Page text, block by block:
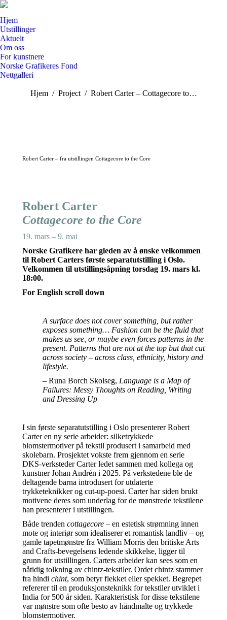
Hjem
Utstillinger
Aktuelt
Om oss
For kunstnere
Norske Grafikeres Fond
Nettgalleri
You are here:
Hjem Project Robert Carter – Cottagecore to…
Robert Carter – fra utstillingen Cottagecore to the Core
Robert Carter
Cottagecore to the Core
19. mars – 9. mai
Norske Grafikere har gleden av å ønske velkommen
til Robert Carters første separatutstilling i Oslo.
Velkommen til utstillingsåpning torsdag 19. mars kl.
18:00.
For English scroll down
A surface does not cover something, but rather
exposes something… Fashion can be the fluid that
makes us see, or maybe even forces patterns in the
present. Patterns that are not at the top but that cut
across society – across class, ethnicity, history and
lifestyle.
– Runa Borch Skolseg, Language is a Map of
Failures: Messy Thoughts on Reading, Writing
and Dressing Up
I sin første separatutstilling i Oslo presenterer Robert
Carter en ny serie arbeider: silketrykkede
blomstermotiver på tekstil produsert i samarbeid med
skolebarn. Prosjektet vokste frem gjennom en serie
DKS-verksteder Carter ledet sammen med kollega og
kunstner Johan Andrén i 2025. På verkstedene ble de
deltagende barna introdusert for utdaterte
trykketeknikker og cut-up-poesi. Carter har siden brukt
motivene deres som underlag for de mønstrede tekstilene
han presenterer i utstillingen.
Både trenden cottagecore – en estetisk strømning innen
mote og interiør som idealiserer et romantisk landliv – og
gamle tapetmønstre fra William Morris den britiske Arts
and Crafts-bevegelsens ledende skikkelse, ligger til
grunn for utstillingen. Carters arbeider kan sees som en
nåtidig tolkning av chintz-tekstiler. Ordet chintz stammer
fra hindi chint, som betyr flekket eller spekket. Begrepet
refererer til en produksjonsteknikk for tekstiler utviklet i
India for 500 år siden. Karakteristisk for disse tekstilene
var mønstre som ofte besto av håndmalte og trykkede
blomstermotiver.